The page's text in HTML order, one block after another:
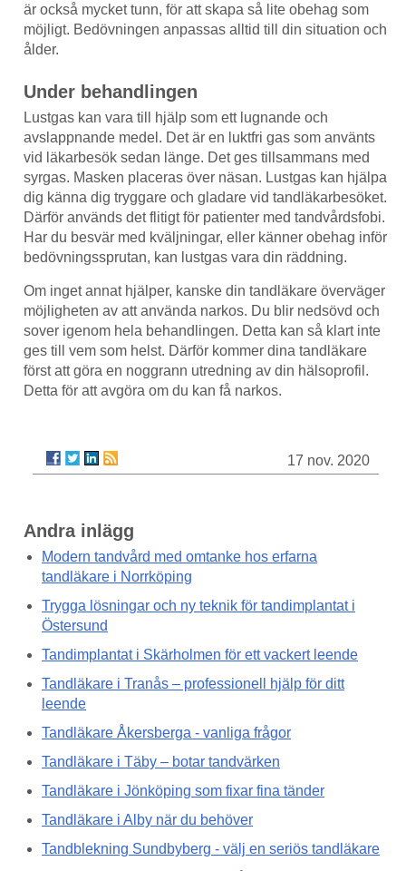
är också mycket tunn, för att skapa så lite obehag som
möjligt. Bedövningen anpassas alltid till din situation och
ålder.
Under behandlingen
Lustgas kan vara till hjälp som ett lugnande och
avslappnande medel. Det är en luktfri gas som använts
vid läkarbesök sedan länge. Det ges tillsammans med
syrgas. Masken placeras över näsan. Lustgas kan hjälpa
dig känna dig tryggare och gladare vid tandläkarbesöket.
Därför används det flitigt för patienter med tandvårdsfobi.
Har du besvär med kväljningar, eller känner obehag inför
bedövningssprutan, kan lustgas vara din räddning.
Om inget annat hjälper, kanske din tandläkare överväger
möjligheten av att använda narkos. Du blir nedsövd och
sover igenom hela behandlingen. Detta kan så klart inte
ges till vem som helst. Därför kommer dina tandläkare
först att göra en noggrann utredning av din hälsoprofil.
Detta för att avgöra om du kan få narkos.
17 nov. 2020
Andra inlägg
Modern tandvård med omtanke hos erfarna
tandläkare i Norrköping
Trygga lösningar och ny teknik för tandimplantat i
Östersund
Tandimplantat i Skärholmen för ett vackert leende
Tandläkare i Tranås – professionell hjälp för ditt
leende
Tandläkare Åkersberga - vanliga frågor
Tandläkare i Täby – botar tandvärken
Tandläkare i Jönköping som fixar fina tänder
Tandläkare i Alby när du behöver
Tandblekning Sundbyberg - välj en seriös tandläkare